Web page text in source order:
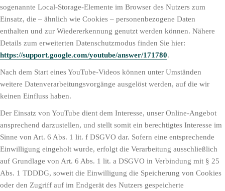
sogenannte Local-Storage-Elemente im Browser des Nutzers zum
Einsatz, die – ähnlich wie Cookies – personenbezogene Daten
enthalten und zur Wiedererkennung genutzt werden können. Nähere
Details zum erweiterten Datenschutzmodus finden Sie hier:
https://support.google.com/youtube/answer/171780.
Nach dem Start eines YouTube-Videos können unter Umständen
weitere Datenverarbeitungsvorgänge ausgelöst werden, auf die wir
keinen Einfluss haben.
Der Einsatz von YouTube dient dem Interesse, unser Online-Angebot
ansprechend darzustellen, und stellt somit ein berechtigtes Interesse im
Sinne von Art. 6 Abs. 1 lit. f DSGVO dar. Sofern eine entsprechende
Einwilligung eingeholt wurde, erfolgt die Verarbeitung ausschließlich
auf Grundlage von Art. 6 Abs. 1 lit. a DSGVO in Verbindung mit § 25
Abs. 1 TDDDG, soweit die Einwilligung die Speicherung von Cookies
oder den Zugriff auf im Endgerät des Nutzers gespeicherte